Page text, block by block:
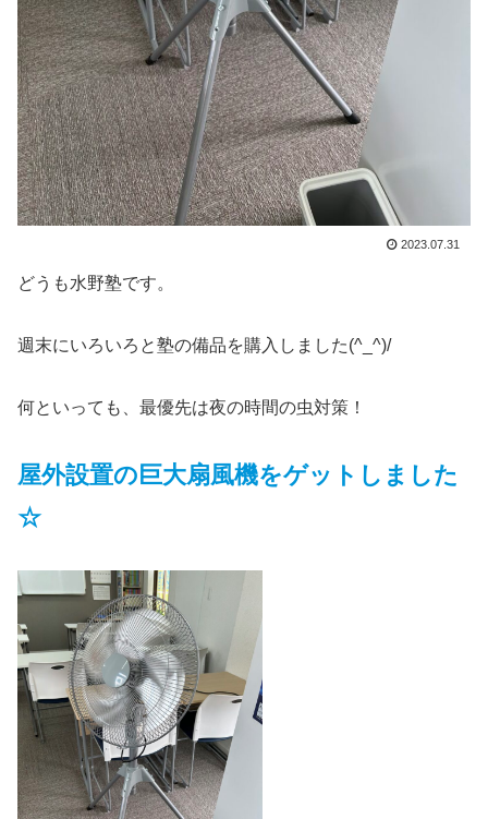
2023.07.31
どうも水野塾です。
週末にいろいろと塾の備品を購入しました(^_^)/
何といっても、最優先は夜の時間の虫対策！
屋外設置の巨大扇風機をゲットしました
☆